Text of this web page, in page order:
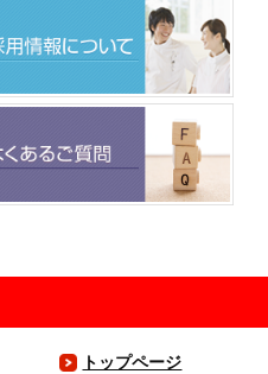
トップページ